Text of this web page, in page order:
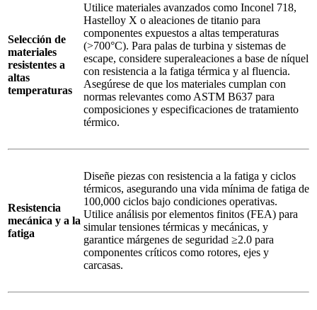
Selección de
materiales
resistentes a
altas
temperaturas
Utilice materiales avanzados como Inconel 718,
Hastelloy X o aleaciones de titanio para
componentes expuestos a altas temperaturas
(>700°C). Para palas de turbina y sistemas de
escape, considere superaleaciones a base de níquel
con resistencia a la fatiga térmica y al fluencia.
Asegúrese de que los materiales cumplan con
normas relevantes como ASTM B637 para
composiciones y especificaciones de tratamiento
térmico.
Resistencia
mecánica y a la
fatiga
Diseñe piezas con resistencia a la fatiga y ciclos
térmicos, asegurando una vida mínima de fatiga de
100,000 ciclos bajo condiciones operativas.
Utilice análisis por elementos finitos (FEA) para
simular tensiones térmicas y mecánicas, y
garantice márgenes de seguridad ≥2.0 para
componentes críticos como rotores, ejes y
carcasas.